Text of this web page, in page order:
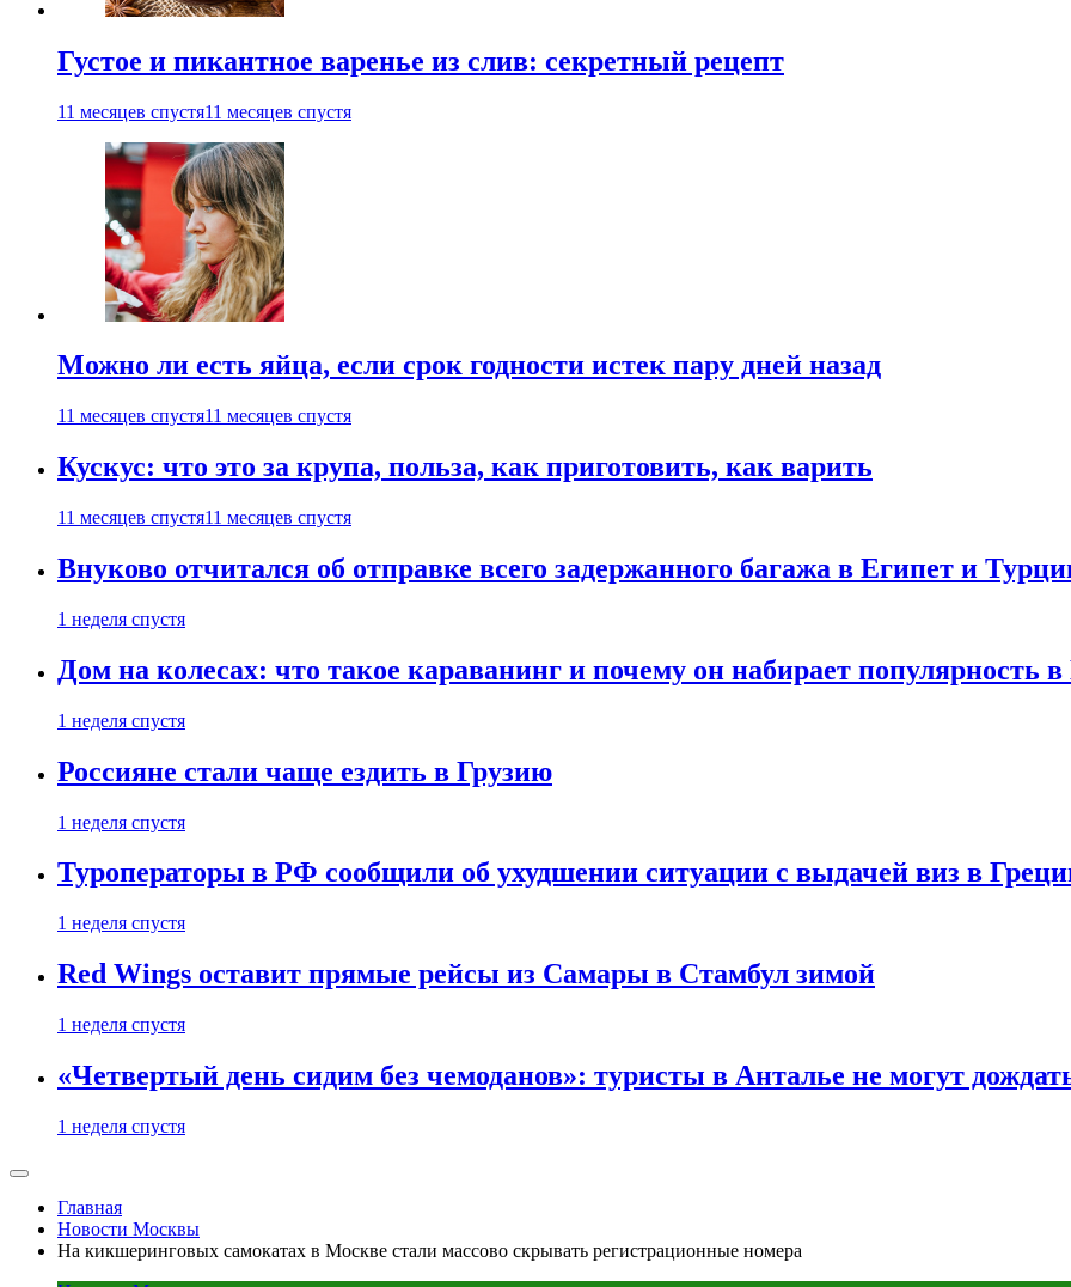
Густое и пикантное варенье из слив: секретный рецепт
11 месяцев спустя11 месяцев спустя
Можно ли есть яйца, если срок годности истек пару дней назад
11 месяцев спустя11 месяцев спустя
Кускус: что это за крупа, польза, как приготовить, как варить
11 месяцев спустя11 месяцев спустя
Внуково отчитался об отправке всего задержанного багажа в Египет и
1 неделя спустя
Дом на колесах: что такое караванинг и почему он набирает популярность в
1 неделя спустя
Россияне стали чаще ездить в Грузию
1 неделя спустя
Туроператоры в РФ сообщили об ухудшении ситуации с выдачей виз в
1 неделя спустя
Red Wings оставит прямые рейсы из Самары в Стамбул зимой
1 неделя спустя
«Четвертый день сидим без чемоданов»: туристы в Анталье не могут
1 неделя спустя
Главная
Новости Москвы
На кикшеринговых самокатах в Москве стали массово скрывать регистрационные номера